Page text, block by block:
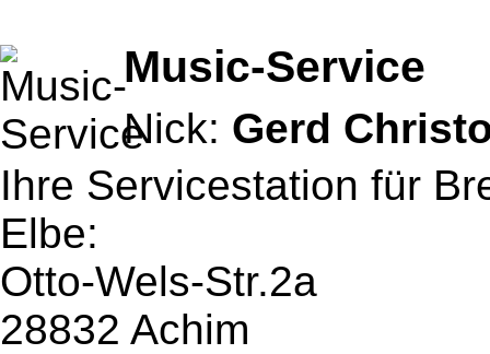
Music-Service
Nick: Gerd
Ihre Servicestation für
Elbe:
Otto-Wels-Str.2a
28832 Achim